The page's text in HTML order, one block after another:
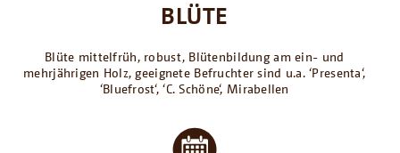
BLÜTE
Blüte mittelfrüh, robust, Blütenbildung am ein- und
mehrjährigen Holz, geeignete Befruchter sind u.a. ‘Presenta‘,
‘Bluefrost‘, ‘C. Schöne‘, Mirabellen